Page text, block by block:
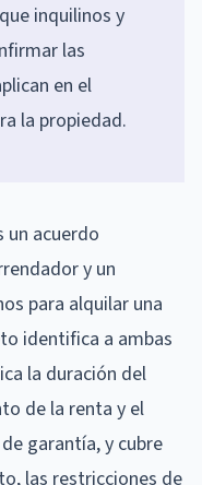
inquilinos y
las
en el
la propiedad.
acuerdo
y un
para alquilar una
identifica a ambas
la duración del
de la renta y el
garantía, y cubre
las restricciones de